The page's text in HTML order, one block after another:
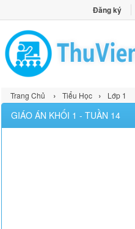
Đăng ký
Trang Chủ › Tiểu Học › Lớp 1
GIÁO ÁN KHỐI 1 - TUẦN 14